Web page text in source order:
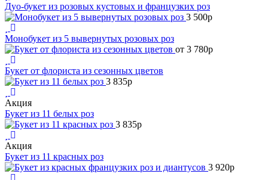
Дуо-букет из розовых кустовых и французких роз
3 500p
Монобукет из 5 вывернутых розовых роз
от 3 780p
Букет от флориста из сезонных цветов
3 835p
Акция
Букет из 11 белых роз
3 835p
Акция
Букет из 11 красных роз
3 920p